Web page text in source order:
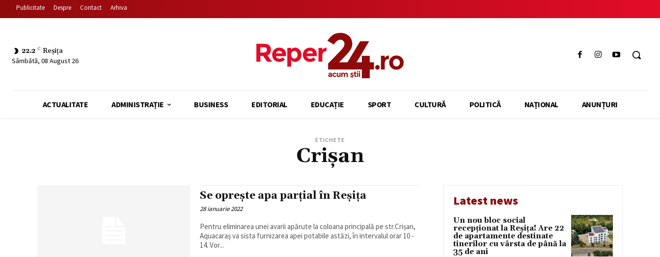
Publicitate Despre Contact Arhiva
22.2 C Reșița
Sâmbătă, 08 August 26
ACTUALITATE ADMINISTRAȚIE BUSINESS EDITORIAL EDUCAȚIE SPORT CULTURĂ POLITICĂ NAȚIONAL ANUNȚURI
ETICHETE
Crișan
Se oprește apa parțial în Reșița
28 ianuarie 2022
Pentru eliminarea unei avarii apărute la coloana principală pe str.Crișan,
Aquacaraș va sista furnizarea apei potabile astăzi, în intervalul orar 10 -
14. Vor...
Latest news
Un nou bloc social
recepționat la Reșița! Are 22
de apartamente destinate
tinerilor cu vârsta de până la
35 de ani